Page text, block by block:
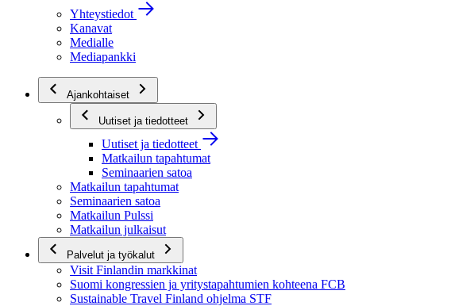
Yhteystiedot
Kanavat
Medialle
Mediapankki
Ajankohtaiset
Uutiset ja tiedotteet
Uutiset ja tiedotteet
Matkailun tapahtumat
Seminaarien satoa
Matkailun tapahtumat
Seminaarien satoa
Matkailun Pulssi
Matkailun julkaisut
Palvelut ja työkalut
Visit Finlandin markkinat
Suomi kongressien ja yritystapahtumien kohteena FCB
Sustainable Travel Finland ohjelma STF